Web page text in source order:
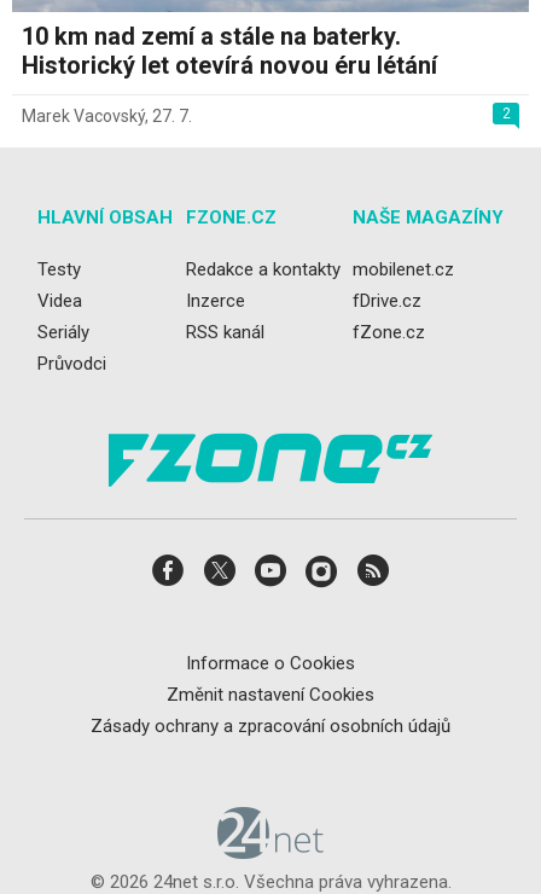
10 km nad zemí a stále na baterky.
Historický let otevírá novou éru létání
2
Marek Vacovský, 27. 7.
HLAVNÍ OBSAH
Testy
Videa
Seriály
Průvodci
FZONE.CZ
Redakce a kontakty
Inzerce
RSS kanál
NAŠE MAGAZÍNY
mobilenet.cz
fDrive.cz
fZone.cz
Informace o Cookies
Změnit nastavení Cookies
Zásady ochrany a zpracování osobních údajů
© 2026 24net s.r.o. Všechna práva vyhrazena.